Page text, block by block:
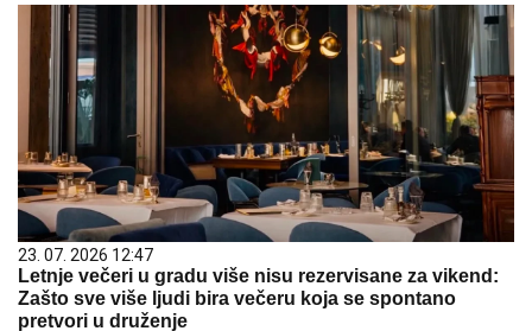
23. 07. 2026 12:47
Letnje večeri u gradu više nisu rezervisane za vikend:
Zašto sve više ljudi bira večeru koja se spontano
pretvori u druženje